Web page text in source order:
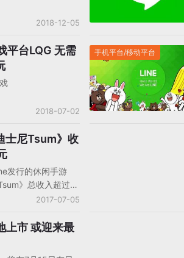
2018-12-05
平台LQG 无需
2018-07-02
手机平台/移动平台
士尼Tsum》收
发行的休闲手游
》总收入超过了
发布了3年多的大作
日本市场。该游戏
Line负责研发和发
之后才推出英文
2017-07-05
上市 或迎来最